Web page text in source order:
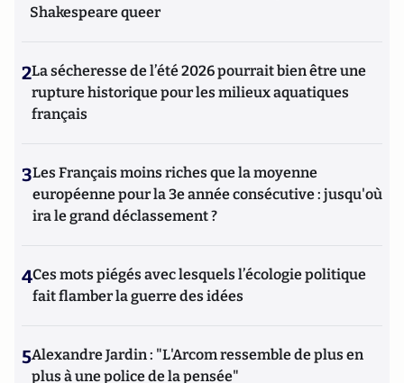
Shakespeare queer
2La sécheresse de l’été 2026 pourrait bien être une
rupture historique pour les milieux aquatiques
français
3Les Français moins riches que la moyenne
européenne pour la 3e année consécutive : jusqu'où
ira le grand déclassement ?
4Ces mots piégés avec lesquels l’écologie politique
fait flamber la guerre des idées
5Alexandre Jardin : "L'Arcom ressemble de plus en
plus à une police de la pensée"